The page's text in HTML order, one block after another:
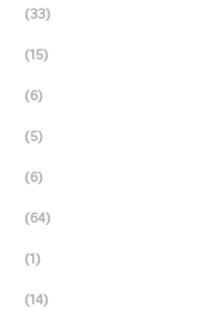
(33)
(15)
(6)
(5)
(6)
(64)
(1)
(14)